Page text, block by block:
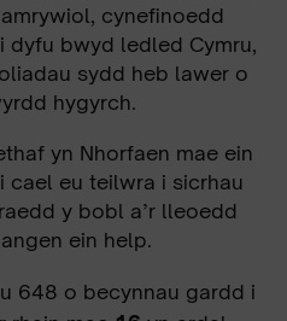
cynefinoedd
dyfu bwyd ledled Cymru,
sydd heb lawer o
hygyrch.
yn Nhorfaen mae ein
cael eu teilwra i sicrhau
y bobl a’r lleoedd
ein help.
648 o becynnau gardd i